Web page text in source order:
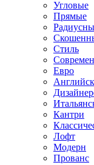
Угловые
Прямые
Стиль
Евро
Кантри
Лофт
Модерн
Прованс